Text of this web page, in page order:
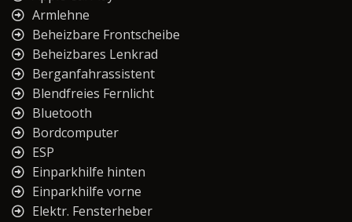
Armlehne
Beheizbare Frontscheibe
Beheizbares Lenkrad
Berganfahrassistent
Blendfreies Fernlicht
Bluetooth
Bordcomputer
ESP
Einparkhilfe hinten
Einparkhilfe vorne
Elektr. Fensterheber